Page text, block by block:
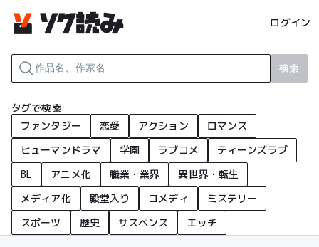
ログイン
検索
タグで検索
ファンタジー
恋愛 アクション
ロマンス
ヒューマンドラマ
学園 ラブコメ
ティーンズラブ
BL
アニメ化 職業・業界
異世界・転生
メディア化
殿堂入り コメディ
ミステリー
スポーツ
歴史 サスペンス エッチ